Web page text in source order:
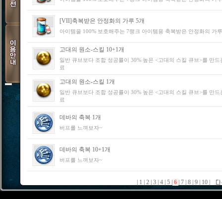
[VII]축복받은 안정화의 가루 5개
아이템을 100% 보호해주는 7랭크 아이템용 축복받은 안정화의 가루
고대의 원소-스킬 10+1개
일반 큐브보다 조합 성공률이 30% 높은 <고대의 스킬 큐브>를 만드
료
고대의 원소-스킬 1개
일반 큐브보다 조합 성공률이 30% 높은 <고대의 스킬 큐브>를 만드
료
데바의 축복 1개
버프를 느껴보자~
데바의 축복 10+1개
버프를 느껴보자~
1 2 3 4 5 6 7 8 9 10